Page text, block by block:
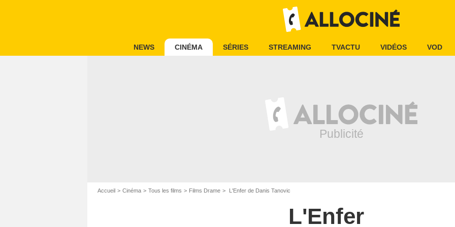
NEWS CINÉMA SÉRIES STREAMING TVACTU VIDÉOS VOD
Accueil Cinéma Tous les films Films Drame L'Enfer de Danis Tanovic
L'Enfer